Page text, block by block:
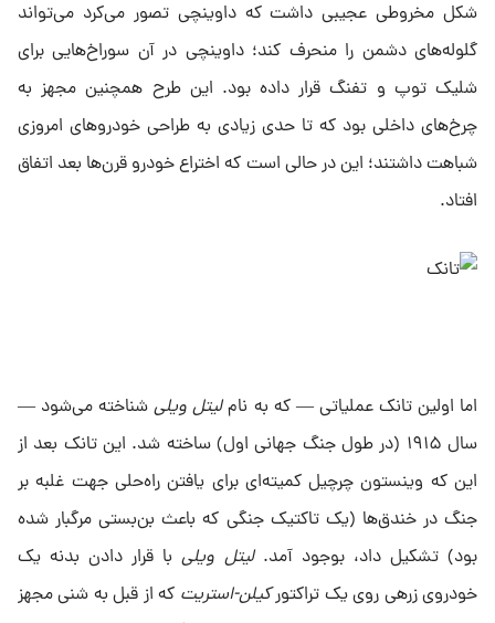
شکل مخروطی عجیبی داشت که داوینچی تصور می‌کرد می‌تواند
گلوله‌های دشمن را منحرف کند؛ داوینچی در آن سوراخ‌هایی برای
شلیک توپ و تفنگ‌ قرار داده بود. این طرح همچنین مجهز به
چرخ‌های داخلی بود که تا حدی زیادی به طراحی خودروهای امروزی
شباهت داشتند؛ این در حالی است که اختراع خودرو قرن‌ها بعد اتفاق
افتاد.
اما اولین تانک عملیاتی — که به ناملیتل ویلیشناخته می‌شود —
سال ۱۹۱۵ (در طول جنگ جهانی اول) ساخته شد. این تانک بعد از
این که وینستون چرچیل کمیته‌ای برای یافتن راه‌حلی جهت غلبه بر
جنگ در خندق‌ها (یک تاکتیک جنگی که باعث بن‌بستی مرگبار شده
بود) تشکیل داد، بوجود آمد.لیتل ویلیبا قرار دادن بدنه یک
خودروی زرهی روی یک تراکتورکیلن-استریت که از قبل به شنی مجهز